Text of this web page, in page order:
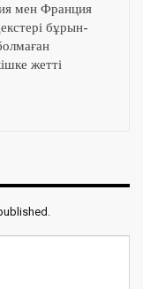
мен Франция
бұрын-
жетті